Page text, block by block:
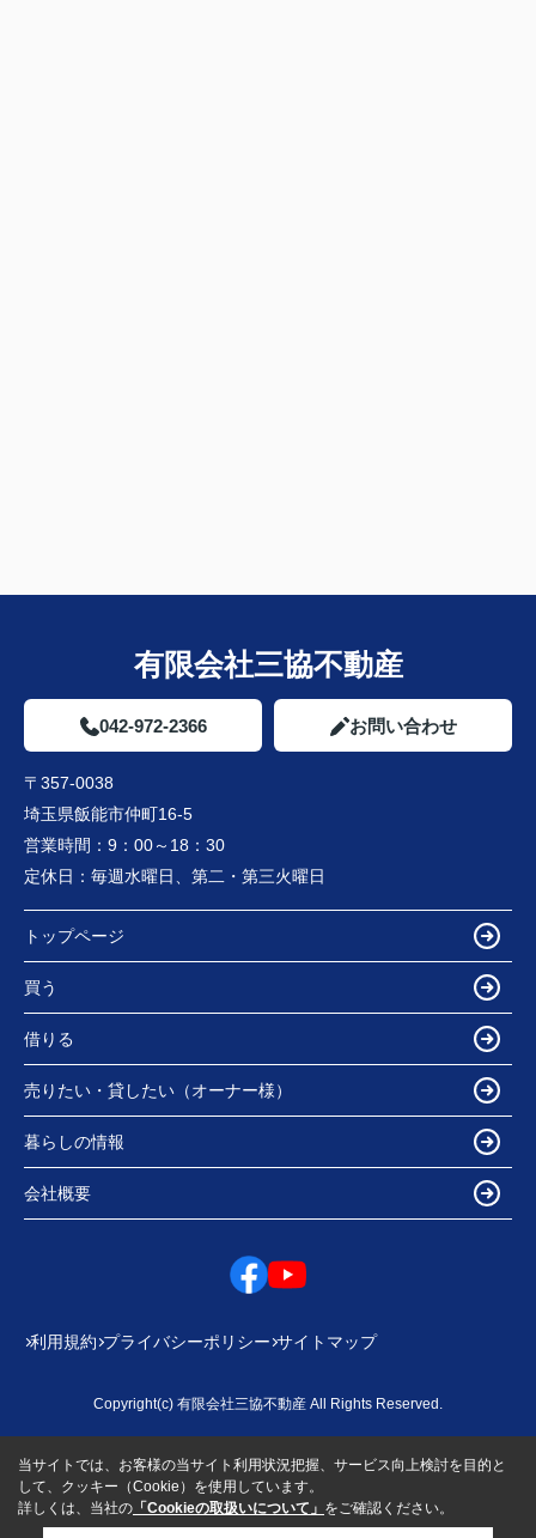
有限会社三協不動産
042-972-2366 お問い合わせ
〒357-0038
埼玉県飯能市仲町16-5
営業時間： 9：00～18：30
定休日： 毎週水曜日、第二・第三火曜日
トップページ
買う
借りる
売りたい・貸したい（オーナー様）
暮らしの情報
会社概要
利用規約 プライバシーポリシー サイトマップ
Copyright(c) 有限会社三協不動産 All Rights Reserved.
当サイトでは、お客様の当サイト利用状況把握、サービス向上検討を目的と
して、クッキー（Cookie）を使用しています。
詳しくは、当社の 「Cookieの取扱いについて」 をご確認ください。